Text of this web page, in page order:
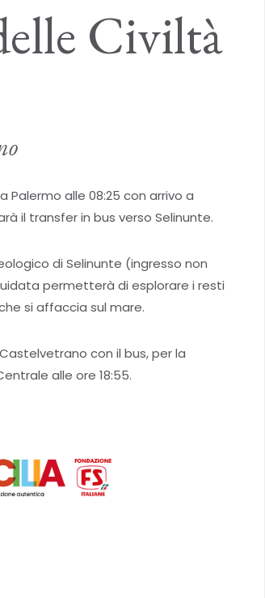
Civiltà
Palermo alle 08:25 con arrivo a
il transfer in bus verso Selinunte.
di Selinunte (ingresso non
permetterà di esplorare i resti
si affaccia sul mare.
con il bus, per la
alle ore 18:55.